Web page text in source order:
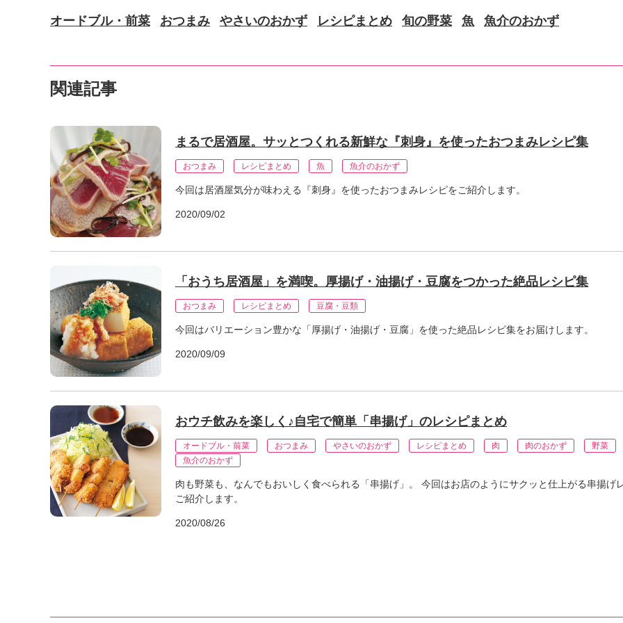
オードブル・前菜 おつまみ やさいのおかず レシピまとめ 旬の野菜 魚 魚介のおかず
関連記事
まるで居酒屋。サッとつくれる新鮮な『刺身』を使ったおつまみレシピ集
おつまみ レシピまとめ 魚 魚介のおかず
今回は居酒屋気分が味わえる『刺身』を使ったおつまみレシピをご紹介します。
2020/09/02
「おうち居酒屋」を満喫。厚揚げ・油揚げ・豆腐をつかった絶品レシピ集
おつまみ レシピまとめ 豆腐・豆類
今回はバリエーション豊かな「厚揚げ・油揚げ・豆腐」を使った絶品レシピ集をお届けします。
2020/09/09
おウチ飲みを楽しく♪自宅で簡単「串揚げ」のレシピまとめ
オードブル・前菜 おつまみ やさいのおかず レシピまとめ 肉 肉のおかず
野菜
魚介のおかず
肉も野菜も、なんでもおいしく食べられる「串揚げ」。 今回はお店のようにサクッと仕上がる串揚げ
ご紹介します。
2020/08/26